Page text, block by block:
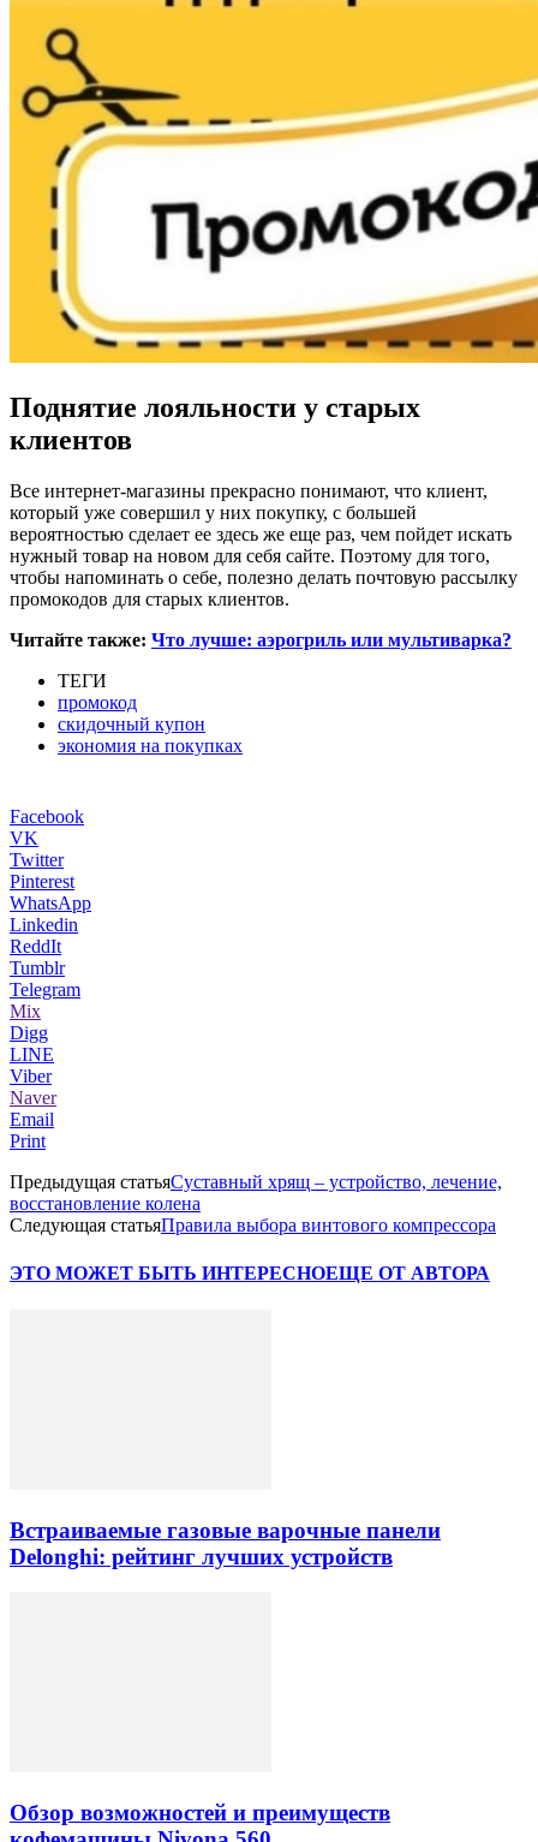
Поднятие лояльности у старых
клиентов
Все интернет-магазины прекрасно понимают, что клиент,
который уже совершил у них покупку, с большей
вероятностью сделает ее здесь же еще раз, чем пойдет искать
нужный товар на новом для себя сайте. Поэтому для того,
чтобы напоминать о себе, полезно делать почтовую рассылку
промокодов для старых клиентов.
Читайте также: Что лучше: аэрогриль или мультиварка?
ТЕГИ
промокод
скидочный купон
экономия на покупках
Facebook
VK
Twitter
Pinterest
WhatsApp
Linkedin
ReddIt
Tumblr
Telegram
Mix
Digg
LINE
Viber
Naver
Email
Print
Предыдущая статьяСуставный хрящ – устройство, лечение,
восстановление колена
Следующая статьяПравила выбора винтового компрессора
ЭТО МОЖЕТ БЫТЬ ИНТЕРЕСНОЕЩЕ ОТ АВТОРА
Встраиваемые газовые варочные панели
Delonghi: рейтинг лучших устройств
Обзор возможностей и преимуществ